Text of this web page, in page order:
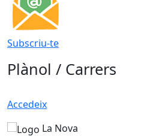
Subscriu-te
Plànol / Carrers
Accedeix
La Nova